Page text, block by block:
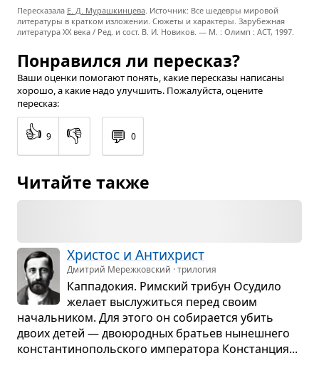
Пересказала Е. Д. Мурашкинцева. Источник: Все шедевры мировой
литературы в кратком изложении. Сюжеты и характеры. Зарубежная
литература XX века / Ред. и сост. В. И. Новиков. — М. : Олимп : ACT, 1997.
Понравился ли пересказ?
Ваши оценки помогают понять, какие пересказы написаны
хорошо, а какие надо улучшить. Пожалуйста, оцените
пересказ:
👍 9 👎 💬 0
Читайте также
Хри­стос и Анти­христ
Дмитрий Мережковский · трилогия
Кап­па­до­кия. Рим­ский три­бун Осу­дило
желает выслу­житься перед своим
началь­ни­ком. Для этого он соби­ра­ется убить
двоих детей — дво­ю­род­ных бра­тьев нынеш­него
кон­стан­ти­но­поль­ского импе­ра­тора Кон­стан­ция...